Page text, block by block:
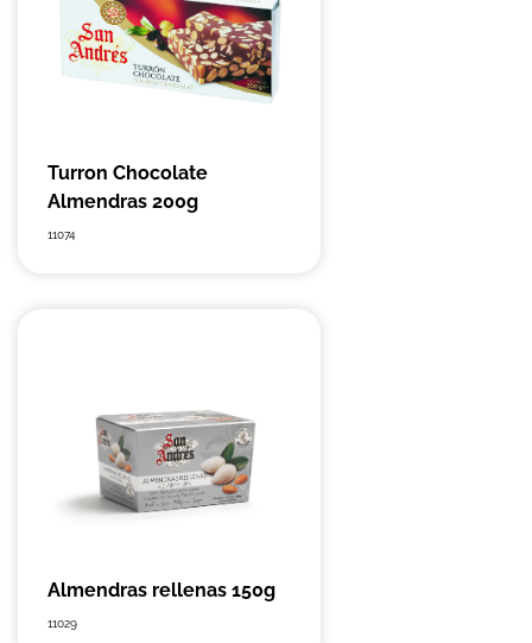
Turron Chocolate
Almendras 200g
11074
Almendras rellenas 150g
11029